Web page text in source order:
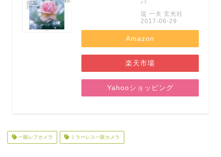
バ
堤 一夫 玄光社
2017-06-29
Amazon
楽天市場
Yahooショッピング
一眼レフカメラ ミラーレス一眼カメラ